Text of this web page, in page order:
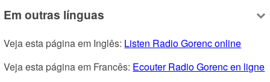
Em outras línguas
Veja esta página em Inglês: Listen Radio Gorenc online
Veja esta página em Francês: Ecouter Radio Gorenc en ligne